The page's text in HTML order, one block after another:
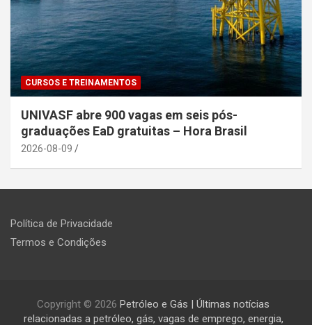
CURSOS E TREINAMENTOS
UNIVASF abre 900 vagas em seis pós-
graduações EaD gratuitas – Hora Brasil
2026-08-09
Política de Privacidade
Termos e Condições
Copyright © 2026 Petróleo e Gás | Últimas notícias
relacionadas a petróleo, gás, vagas de emprego, energia,